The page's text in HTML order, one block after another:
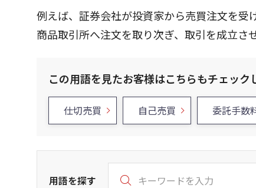
例えば、証券会社が投資家から売買注文を
商品取引所へ注文を取り次ぎ、取引を成立さ
この用語を見たお客様はこちらもチェック
仕切売買 自己売買 委託手数
用語を探す